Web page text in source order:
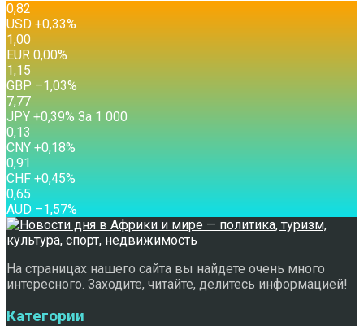
0,82
USD +0,33%
1,00
EUR 0,00%
1,15
GBP –1,03%
7,77
JPY +0,39% За 1 000
0,13
CNY +0,18%
0,91
CHF +0,45%
0,65
AUD –1,57%
На страницах нашего сайта вы найдете очень много
интересного. Заходите, читайте, делитесь информацией!
Категории